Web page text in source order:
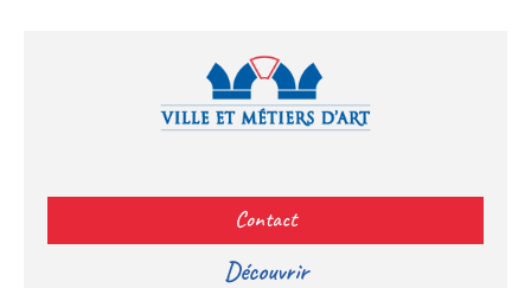
(s’ouvre
dans
un
nouvel
(s’ouvre
dans
un
nouvel
(s’ouvre
dans
un
nouvel
(s’ouvre
un
nouvel
Contact
Découvrir